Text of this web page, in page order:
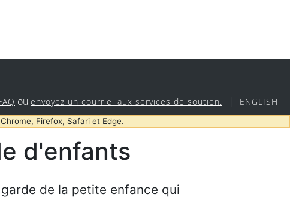
ou envoyez un courriel aux services de soutien. | ENGLISH
Firefox, Safari et Edge.
d'enfants
de la petite enfance qui